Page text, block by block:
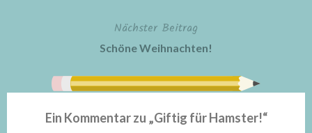
Nächster Beitrag
Schöne Weihnachten!
Ein Kommentar zu „Giftig für Hamster!“